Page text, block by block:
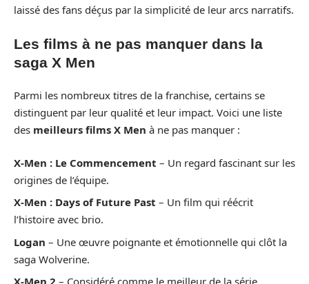
laissé des fans déçus par la simplicité de leur arcs narratifs.
Les films à ne pas manquer dans la
saga X Men
Parmi les nombreux titres de la franchise, certains se
distinguent par leur qualité et leur impact. Voici une liste
des meilleurs films X Men à ne pas manquer :
X-Men : Le Commencement – Un regard fascinant sur les
origines de l’équipe.
X-Men : Days of Future Past – Un film qui réécrit
l’histoire avec brio.
Logan – Une œuvre poignante et émotionnelle qui clôt la
saga Wolverine.
X-Men 2 – Considéré comme le meilleur de la série